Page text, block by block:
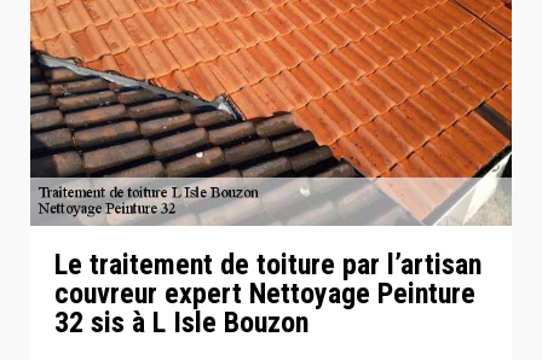
Le traitement de toiture par l’artisan
couvreur expert Nettoyage Peinture
32 sis à L Isle Bouzon